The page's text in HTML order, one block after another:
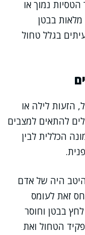
נמוך או
בבטן
בגלל טחול
הזעות לילה או
להתאים למצבים
הכללית לבין
היטב היה של אדם
זאת לעומס
בבטן וחוסר
הטחול ואת